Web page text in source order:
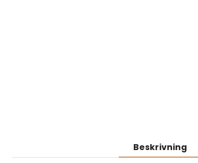
Beskrivning